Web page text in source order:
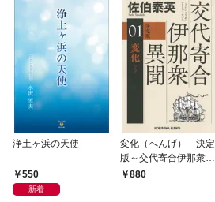
浄土ヶ浜の天使
550
新着
変化（へんげ） 決定
版～交代寄合伊那衆異
聞（1）～
880